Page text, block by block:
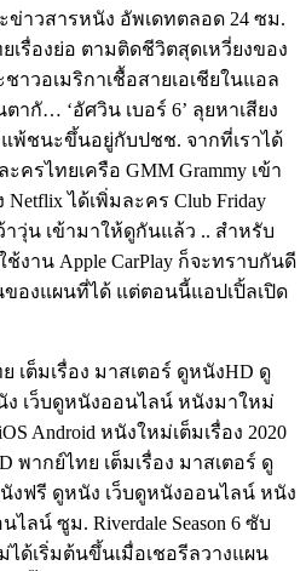
ข่าวสารหนัง อัพเดทตลอด 24 ซม.
ยเรื่องย่อ ตามติดชีวิตสุดเหวี่ยงของ
าวอเมริกาเชื้อสายเอเชียในแอล
ากั… ‘อัศวิน เบอร์ 6’ ลุยหาเสียง
พ้ชนะขึ้นอยู่กับปชช. จากที่เราได้
ครไทยเครือ GMM Grammy เข้า
ได้เพิ่มละคร Club Friday
ว้าวุ่น เข้ามาให้ดูกันแล้ว .. สำหรับ
งาน Apple CarPlay ก็จะทราบกันดี
องแผนที่ได้ แต่ตอนนี้แอปเปิ้ลเปิด
เต็มเรื่อง มาสเตอร์ ดูหนังHD ดู
เว็บดูหนังออนไลน์ หนังมาใหม่
Android หนังใหม่เต็มเรื่อง 2020
พากย์ไทย เต็มเรื่อง มาสเตอร์ ดู
ฟรี ดูหนัง เว็บดูหนังออนไลน์ หนัง
ไลน์ ซูม. Riverdale Season 6 ซับ
ได้เริ่มต้นขึ้นเมื่อเชอรีลวางแผน